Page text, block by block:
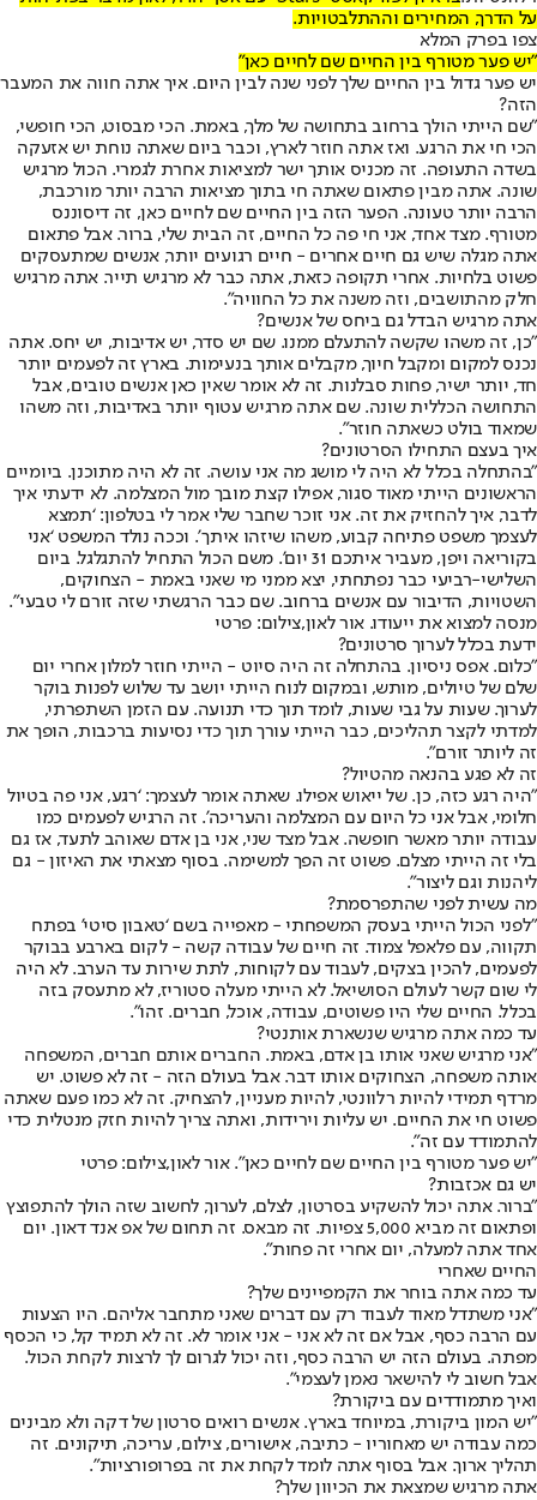
על הדרך, המחירים וההתלבטויות.
צפו בפרק המלא
"יש פער מטורף בין החיים שם לחיים כאן"
יש פער גדול בין החיים שלך לפני שנה לבין היום. איך אתה חווה את המעבר
הזה?
"שם הייתי הולך ברחוב בתחושה של מלך, באמת. הכי מבסוט, הכי חופשי,
הכי חי את הרגע. ואז אתה חוזר לארץ, וכבר ביום שאתה נוחת יש אזעקה
בשדה התעופה. זה מכניס אותך ישר למציאות אחרת לגמרי. הכול מרגיש
שונה. אתה מבין פתאום שאתה חי בתוך מציאות הרבה יותר מורכבת,
הרבה יותר טעונה. הפער הזה בין החיים שם לחיים כאן, זה דיסוננס
מטורף. מצד אחד, אני חי פה כל החיים, זה הבית שלי, ברור. אבל פתאום
אתה מגלה שיש גם חיים אחרים - חיים רגועים יותר, אנשים שמתעסקים
פשוט בלחיות. אחרי תקופה כזאת, אתה כבר לא מרגיש תייר. אתה מרגיש
חלק מהתושבים, וזה משנה את כל החוויה".
אתה מרגיש הבדל גם ביחס של אנשים?
"כן, זה משהו שקשה להתעלם ממנו. שם יש סדר, יש אדיבות, יש יחס. אתה
נכנס למקום ומקבל חיוך, מקבלים אותך בנעימות. בארץ זה לפעמים יותר
חד, יותר ישיר, פחות סבלנות. זה לא אומר שאין כאן אנשים טובים, אבל
התחושה הכללית שונה. שם אתה מרגיש עטוף יותר באדיבות, וזה משהו
שמאוד בולט כשאתה חוזר".
איך בעצם התחילו הסרטונים?
"בהתחלה בכלל לא היה לי מושג מה אני עושה. זה לא היה מתוכנן. ביומיים
הראשונים הייתי מאוד סגור, אפילו קצת מובך מול המצלמה. לא ידעתי איך
לדבר, איך להחזיק את זה. אני זוכר שחבר שלי אמר לי בטלפון: ‘תמצא
לעצמך משפט פתיחה קבוע, משהו שיזהו איתך’. וככה נולד המשפט ‘אני
בקוריאה ויפן, מעביר איתכם 31 יום’. משם הכול התחיל להתגלגל. ביום
השלישי-רביעי כבר נפתחתי, יצא ממני מי שאני באמת - הצחוקים,
השטויות, הדיבור עם אנשים ברחוב. שם כבר הרגשתי שזה זורם לי טבעי".
מנסה למצוא את ייעודו. אור לאון,צילום: פרטי
ידעת בכלל לערוך סרטונים?
"כלום. אפס ניסיון. בהתחלה זה היה סיוט - הייתי חוזר למלון אחרי יום
שלם של טיולים, מותש, ובמקום לנוח הייתי יושב עד שלוש לפנות בוקר
לערוך. שעות על גבי שעות, לומד תוך כדי תנועה. עם הזמן השתפרתי,
למדתי לקצר תהליכים, כבר הייתי עורך תוך כדי נסיעות ברכבות, הופך את
זה ליותר זורם".
זה לא פגע בהנאה מהטיול?
"היה רגע כזה, כן. של ייאוש אפילו. שאתה אומר לעצמך: ‘רגע, אני פה בטיול
חלומי, אבל אני כל היום עם המצלמה והעריכה’. זה הרגיש לפעמים כמו
עבודה יותר מאשר חופשה. אבל מצד שני, אני בן אדם שאוהב לתעד, אז גם
בלי זה הייתי מצלם. פשוט זה הפך למשימה. בסוף מצאתי את האיזון - גם
ליהנות וגם ליצור".
מה עשית לפני שהתפרסמת?
"לפני הכול הייתי בעסק המשפחתי - מאפייה בשם ‘טאבון סיטי’ בפתח
תקווה, עם פלאפל צמוד. זה חיים של עבודה קשה - לקום בארבע בבוקר
לפעמים, להכין בצקים, לעבוד עם לקוחות, לתת שירות עד הערב. לא היה
לי שום קשר לעולם הסושיאל. לא הייתי מעלה סטוריז, לא מתעסק בזה
בכלל. החיים שלי היו פשוטים, עבודה, אוכל, חברים. זהו".
עד כמה אתה מרגיש שנשארת אותנטי?
"אני מרגיש שאני אותו בן אדם, באמת. החברים אותם חברים, המשפחה
אותה משפחה, הצחוקים אותו דבר. אבל בעולם הזה - זה לא פשוט. יש
מרדף תמידי להיות רלוונטי, להיות מעניין, להצחיק. זה לא כמו פעם שאתה
פשוט חי את החיים. יש עליות וירידות, ואתה צריך להיות חזק מנטלית כדי
להתמודד עם זה".
"יש פער מטורף בין החיים שם לחיים כאן". אור לאון,צילום: פרטי
יש גם אכזבות?
"ברור. אתה יכול להשקיע בסרטון, לצלם, לערוך, לחשוב שזה הולך להתפוצץ
ופתאום זה מביא 5,000 צפיות. זה מבאס. זה תחום של אפ אנד דאון. יום
אחד אתה למעלה, יום אחרי זה פחות".
החיים שאחרי
עד כמה אתה בוחר את הקמפיינים שלך?
"אני משתדל מאוד לעבוד רק עם דברים שאני מתחבר אליהם. היו הצעות
עם הרבה כסף, אבל אם זה לא אני - אני אומר לא. זה לא תמיד קל, כי הכסף
מפתה. בעולם הזה יש הרבה כסף, וזה יכול לגרום לך לרצות לקחת הכול.
אבל חשוב לי להישאר נאמן לעצמי".
ואיך מתמודדים עם ביקורת?
"יש המון ביקורת, במיוחד בארץ. אנשים רואים סרטון של דקה ולא מבינים
כמה עבודה יש מאחוריו - כתיבה, אישורים, צילום, עריכה, תיקונים. זה
תהליך ארוך. אבל בסוף אתה לומד לקחת את זה בפרופורציות".
אתה מרגיש שמצאת את הכיוון שלך?